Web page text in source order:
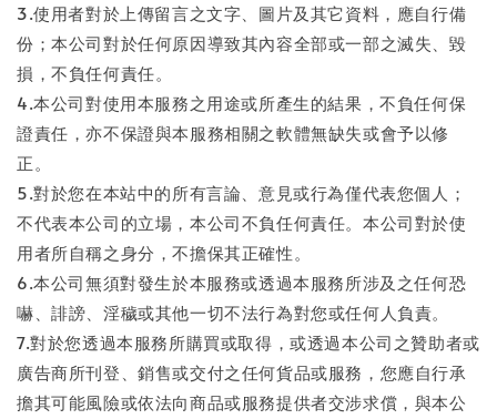
3.使用者對於上傳留言之文字、圖片及其它資料，應自行備
份；本公司對於任何原因導致其內容全部或一部之滅失、毀
損，不負任何責任。
4.本公司對使用本服務之用途或所產生的結果，不負任何保
證責任，亦不保證與本服務相關之軟體無缺失或會予以修
正。
5.對於您在本站中的所有言論、意見或行為僅代表您個人；
不代表本公司的立場，本公司不負任何責任。本公司對於使
用者所自稱之身分，不擔保其正確性。
6.本公司無須對發生於本服務或透過本服務所涉及之任何恐
嚇、誹謗、淫穢或其他一切不法行為對您或任何人負責。
7.對於您透過本服務所購買或取得，或透過本公司之贊助者或
廣告商所刊登、銷售或交付之任何貨品或服務，您應自行承
擔其可能風險或依法向商品或服務提供者交涉求償，與本公